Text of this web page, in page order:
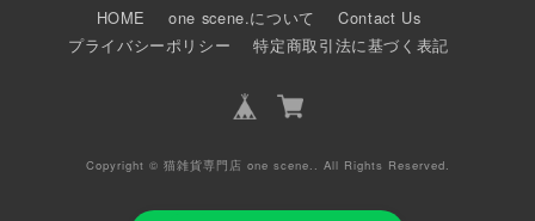
HOME one scene.について
Contact Us
プライバシーポリシー
特定商取引法に基づく表記
Copyright © 猫雑貨専門店 one scene.. All Rights Reserved.